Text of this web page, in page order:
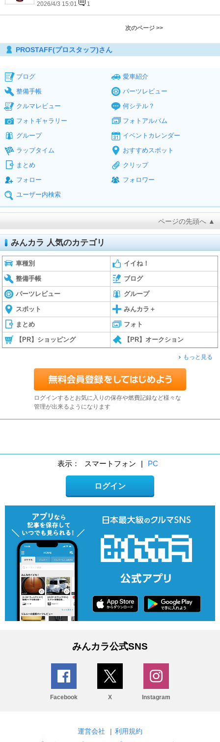
2026/4/3 15:01 1
次のページ >>
PROSTAFF(プロスタッフ)さん
ブログ
愛車紹介
整備手帳
パーツレビュー
クルマレビュー
何シテル？
フォトギャラリー
フォトアルバム
グループ
イベントカレンダー
ラップタイム
おすすめスポット
まとめ
クリップ
フォロー
フォロワー
ユーザー内検索
ページの先頭へ ▲
みんカラ 人気のカテゴリ
車種別 イイね！
整備手帳 ブログ
パーツレビュー グループ
スポット みんカラ＋
まとめ フォト
【PR】ショッピング 【PR】オークション
もっと見る
ログインするとお気に入りの保存や燃費記録など様々な
管理が出来るようになります
表示： スマートフォン | PC
ログイン
みんカラ公式SNS
Facebook X Instagram
運営会社 | 利用規約